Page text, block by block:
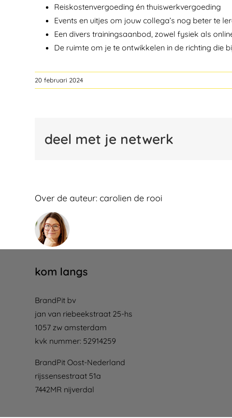
Reiskostenvergoeding én thuiswerkvergoeding
Events en uitjes om jouw collega’s nog beter te
Een divers trainingsaanbod, zowel fysiek als
De ruimte om je te ontwikkelen in de richting die
20 februari 2024
deel met je netwerk
Over de auteur: carolien de rooi
kom langs
BrandPit bv
jan van riebeekstraat 25-hs
1057 zw amsterdam
kvk nummer: 52914259
BrandPit Oost-Nederland
rijssensestraat 51a
7442MR nijverdal